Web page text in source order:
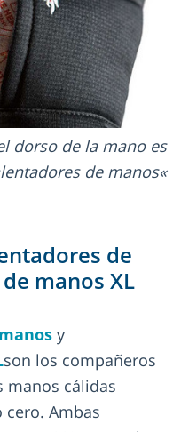
dorso de la mano es
de manos
de
manos XL
y
son los compañeros
manos cálidas
Ambas